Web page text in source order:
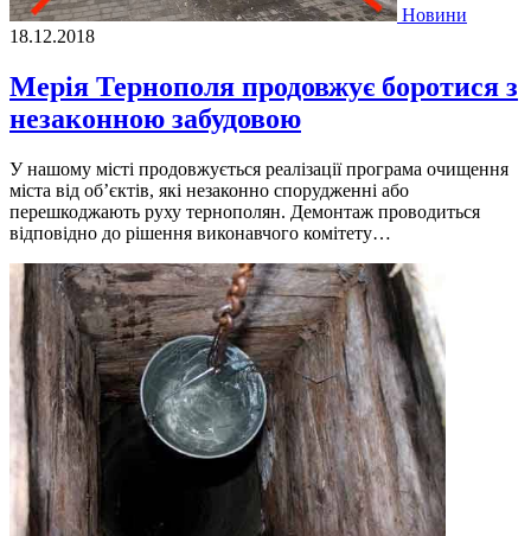
Новини
18.12.2018
Мерія Тернополя продовжує боротися з
незаконною забудовою
У нашому місті продовжується реалізації програма очищення
міста від об’єктів, які незаконно спорудженні або
перешкоджають руху тернополян. Демонтаж проводиться
відповідно до рішення виконавчого комітету…